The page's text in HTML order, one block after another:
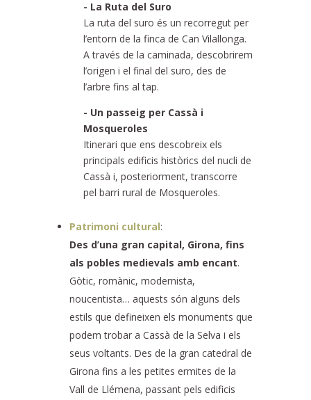
- La Ruta del Suro
La ruta del suro és un recorregut per
l’entorn de la finca de Can Vilallonga.
A través de la caminada, descobrirem
l’origen i el final del suro, des de
l’arbre fins al tap.
- Un passeig per Cassà i
Mosqueroles
Itinerari que ens descobreix els
principals edificis històrics del nucli de
Cassà i, posteriorment, transcorre
pel barri rural de Mosqueroles.
Patrimoni cultural:
Des d’una gran capital, Girona, fins
als pobles medievals amb encant.
Gòtic, romànic, modernista,
noucentista… aquests són alguns dels
estils que defineixen els monuments que
podem trobar a Cassà de la Selva i els
seus voltants. Des de la gran catedral de
Girona fins a les petites ermites de la
Vall de Llémena, passant pels edificis